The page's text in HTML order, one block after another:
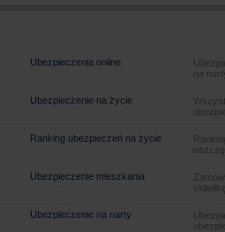
Ubezpieczenia online
na
Ubezpieczenie na życie
Ranking ubezpieczeń na życie
Ubezpieczenie mieszkania
Ubezpieczenie na narty